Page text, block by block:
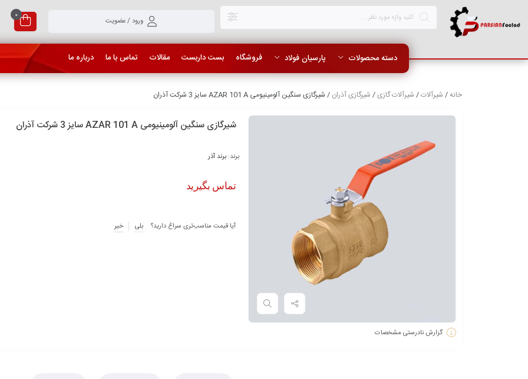
ورود / عضویت
0
دسته محصولات پارسیان فولاد فروشگاه بست داربست مقالات تماس با ما درباره ما
خانه/ شیرآلات/ شیرآلات گازی/ شیرگازی آذران / شیرگازی سنگین آلومینیومی AZAR 101 A سایز 3 شرکت آذران
گزارش نادرستی مشخصات
شیرگازی سنگین آلومینیومی AZAR 101 A سایز 3 شرکت آذران
برند:برند آذر
تماس بگیرید
آیا قیمت مناسب‌تری سراغ دارید؟ بلی خیر